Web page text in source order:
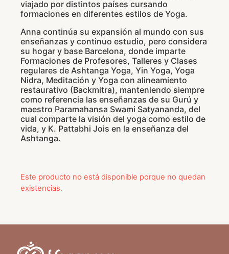
viajado por distintos países cursando
formaciones en diferentes estilos de Yoga.
Anna continúa su expansión al mundo con sus
enseñanzas y continuo estudio, pero considera
su hogar y base Barcelona, donde imparte
Formaciones de Profesores, Talleres y Clases
regulares de Ashtanga Yoga, Yin Yoga, Yoga
Nidra, Meditación y Yoga con alineamiento
restaurativo (Backmitra), manteniendo siempre
como referencia las enseñanzas de su Gurú y
maestro Paramahansa Swami Satyananda, del
cual comparte la visión del yoga como estilo de
vida, y K. Pattabhi Jois en la enseñanza del
Ashtanga.
Este producto no está disponible porque no quedan
existencias.